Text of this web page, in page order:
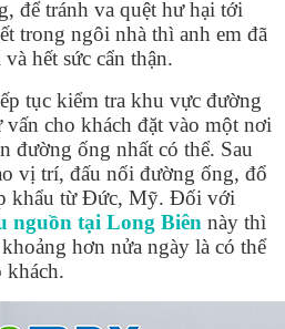
để tránh va quệt hư hại tới
trong ngôi nhà thì anh em đã
hết sức cẩn thận.
tục kiểm tra khu vực đường
vấn cho khách đặt vào một nơi
đường ống nhất có thể. Sau
vị trí, đấu nối đường ống, đổ
khẩu từ Đức, Mỹ. Đối với
nguồn tại Long Biên này thì
hơn nửa ngày là có thể
khách.